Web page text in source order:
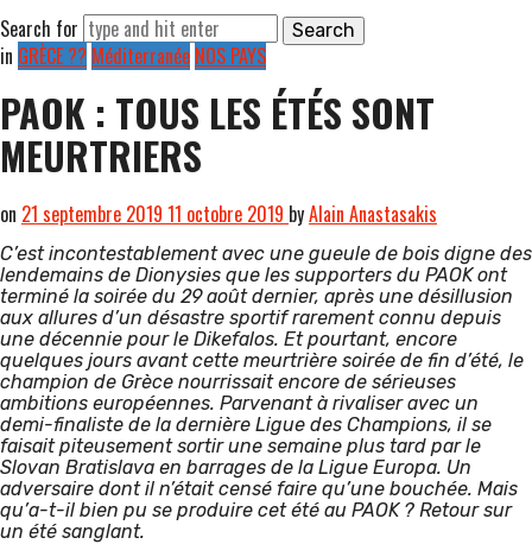
Search for
in GRÈCE ?? Méditerranée NOS PAYS
PAOK : TOUS LES ÉTÉS SONT
MEURTRIERS
on 21 septembre 2019 11 octobre 2019 byAlain Anastasakis
C’est incontestablement avec une gueule de bois digne des
lendemains de Dionysies que les supporters du PAOK ont
terminé la soirée du 29 août dernier, après une désillusion
aux allures d’un désastre sportif rarement connu depuis
une décennie pour le Dikefalos. Et pourtant, encore
quelques jours avant cette meurtrière soirée de fin d’été, le
champion de Grèce nourrissait encore de sérieuses
ambitions européennes. Parvenant à rivaliser avec un
demi-finaliste de la dernière Ligue des Champions, il se
faisait piteusement sortir une semaine plus tard par le
Slovan Bratislava en barrages de la Ligue Europa. Un
adversaire dont il n’était censé faire qu’une bouchée. Mais
qu’a-t-il bien pu se produire cet été au PAOK ? Retour sur
un été sanglant.